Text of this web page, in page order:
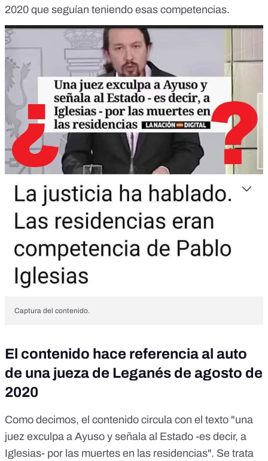
2020 que seguían teniendo esas competencias.
Captura del contenido.
El contenido hace referencia al auto
de una jueza de Leganés de agosto de
2020
Como decimos, el contenido circula con el texto "una
juez exculpa a Ayuso y señala al Estado -es decir, a
Iglesias- por las muertes en las residencias". Se trata